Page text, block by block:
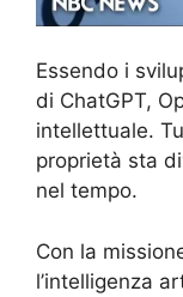
Essendo i
di ChatGPT,
intellettuale.
proprietà sta
nel tempo.
Con la
l’intelligenza